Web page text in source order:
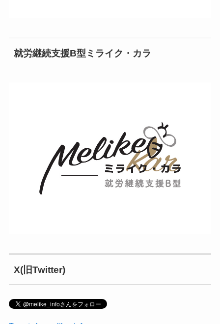
就労継続支援B型ミライク・カラ
X(旧Twitter)